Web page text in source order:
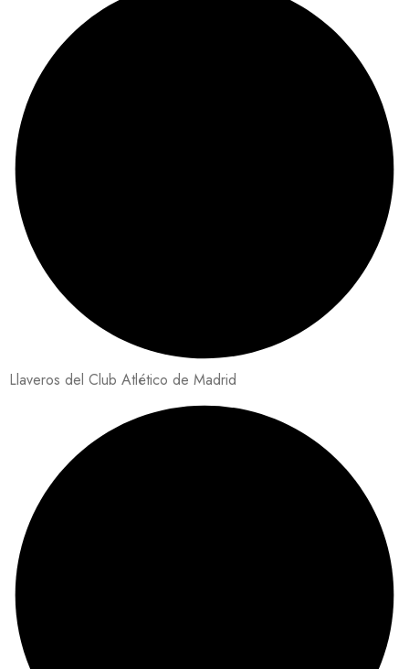
Llaveros del Club Atlético de Madrid